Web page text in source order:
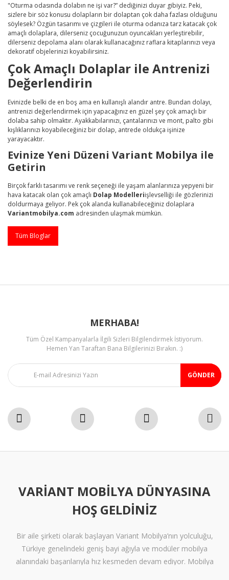
"Oturma odasında dolabın ne işi var?” dediğinizi duyar gibiyiz. Peki,
sizlere bir söz konusu dolapların bir dolaptan çok daha fazlası olduğunu
söylesek? Özgün tasarımı ve çizgileri ile oturma odanıza tarz katacak çok
amaçlı dolaplara, dilerseniz çocuğunuzun oyuncakları yerleştirebilir,
dilerseniz depolama alanı olarak kullanacağınız raflara kitaplarınızı veya
dekoratif objelerinizi koyabilirsiniz.
Çok Amaçlı Dolaplar ile Antrenizi
Değerlendirin
Evinizde belki de en boş ama en kullanışlı alandır antre. Bundan dolayı,
antrenizi değerlendirmek için yapacağınız en güzel şey çok amaçlı bir
dolaba sahip olmaktır. Ayakkabılarınızı, çantalarınızı ve mont, palto gibi
kışlıklarınızı koyabileceğiniz bir dolap, antrede oldukça işinize
yarayacaktır.
Evinize Yeni Düzeni Variant Mobilya ile
Getirin
Birçok farklı tasarımı ve renk seçeneği ile yaşam alanlarınıza yepyeni bir
hava katacak olan çok amaçlı Dolap Modelleriişlevselliği ile gözlerinizi
doldurmaya geliyor. Pek çok alanda kullanabileceğiniz dolaplara
Variantmobilya.com adresinden ulaşmak mümkün.
Tüm Bloglar
MERHABA!
Tüm Özel Kampanyalarla İlgili Sizleri Bilgilendirmek İstiyorum.
Hemen Yan Taraftan Bana Bilgilerinizi Bırakın. :)
GÖNDER
VARIANT MOBILYA DÜNYASINA
HOŞ GELDINIZ
Bir aile şirketi olarak başlayan Variant Mobilya’nın yolculuğu,
Türkiye genelindeki geniş bayi ağıyla ve modüler mobilya
alanındaki başarılarıyla hız kesmeden devam ediyor. Mobilya